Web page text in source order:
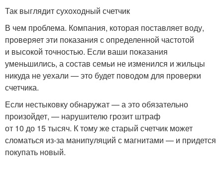
Так выглядит сухоходный счетчик
В чем проблема. Компания, которая поставляет воду,
проверяет эти показания с определенной частотой
и высокой точностью. Если ваши показания
уменьшились, а состав семьи не изменился и жильцы
никуда не уехали — это будет поводом для проверки
счетчика.
Если нестыковку обнаружат — а это обязательно
произойдет, — нарушителю грозит штраф
от 10 до 15 тысяч. К тому же старый счетчик может
сломаться из-за манипуляций с магнитами — и придется
покупать новый.